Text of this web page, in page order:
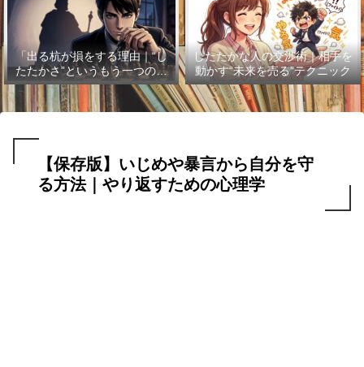
「出る杭が損をする理由｜“し
たたかさ”というもう一つの武
器」
したたかな人の交渉術｜相手を
動かす“未来を売る”テクニック
【保存版】いじめや暴言から自分を守
る方法｜やり返すための心理学